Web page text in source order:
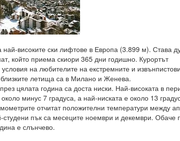
високите ски лифтове в Европа (3.899 м). Става
който приема скиори 365 дни годишно. Курортът
на любителите на екстремните и
летища са в Милано и Женева.
цялата година са доста ниски. Най-високата в
минус 7 градуса, а най-ниската е около 13
отчитат положителни температури между
студени пък са месеците ноември и декември. Обаче
е слънчево.